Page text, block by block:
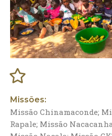
Missões:
Missão Chinamaconde;
Rapale; Missão